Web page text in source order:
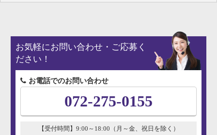
お気軽にお問い合わせ・ご応募く
ださい！
お電話でのお問い合わせ
072-275-0155
【受付時間】9:00～18:00（月～金、祝日を除く）